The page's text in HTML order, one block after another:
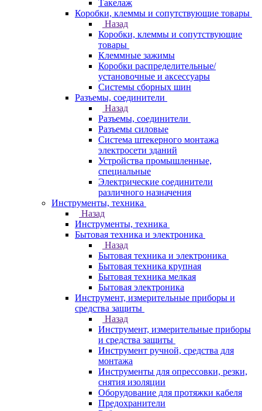
Такелаж
Коробки, клеммы и сопутствующие товары
Назад
Коробки, клеммы и сопутствующие
товары
Клеммные зажимы
Коробки распределительные/
установочные и аксессуары
Системы сборных шин
Разъемы, соединители
Назад
Разъемы, соединители
Разъемы силовые
Система штекерного монтажа
электросети зданий
Устройства промышленные,
специальные
Электрические соединители
различного назначения
Инструменты, техника
Назад
Инструменты, техника
Бытовая техника и электроника
Назад
Бытовая техника и электроника
Бытовая техника крупная
Бытовая техника мелкая
Бытовая электроника
Инструмент, измерительные приборы и
средства защиты
Назад
Инструмент, измерительные приборы
и средства защиты
Инструмент ручной, средства для
монтажа
Инструменты для опрессовки, резки,
снятия изоляции
Оборудование для протяжки кабеля
Предохранители